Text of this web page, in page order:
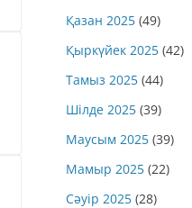
Қазан 2025 (49)
Қыркүйек 2025 (42)
Тамыз 2025 (44)
Шілде 2025 (39)
Маусым 2025 (39)
Мамыр 2025 (22)
Сәуір 2025 (28)